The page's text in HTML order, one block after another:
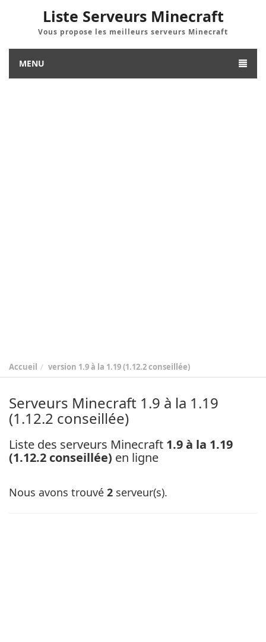
Liste Serveurs Minecraft
Vous propose les meilleurs serveurs Minecraft
MENU
Accueil version 1.9 à la 1.19 (1.12.2 conseillée)
Serveurs Minecraft 1.9 à la 1.19
(1.12.2 conseillée)
Liste des serveurs Minecraft 1.9 à la 1.19
(1.12.2 conseillée) en ligne
Nous avons trouvé 2 serveur(s).